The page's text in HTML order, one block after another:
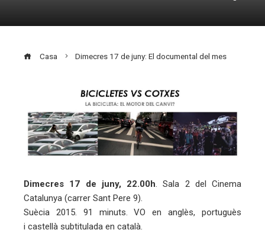
Casa Dimecres 17 de juny: El documental del mes
Dimecres 17 de juny, 22.00h. Sala 2 del Cinema
Catalunya (carrer Sant Pere 9).
Suècia 2015. 91 minuts. VO en anglès, portuguès
i castellà subtitulada en català.